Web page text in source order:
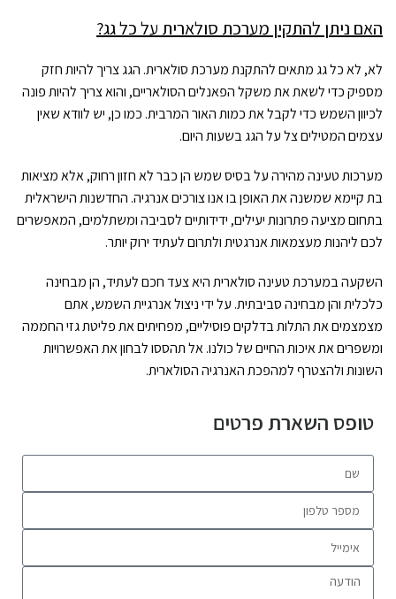
האם ניתן להתקין מערכת סולארית על כל גג?
לא, לא כל גג מתאים להתקנת מערכת סולארית. הגג צריך להיות חזק
מספיק כדי לשאת את משקל הפאנלים הסולאריים, והוא צריך להיות פונה
לכיוון השמש כדי לקבל את כמות האור המרבית. כמו כן, יש לוודא שאין
עצמים המטילים צל על הגג בשעות היום.
מערכות טעינה מהירה על בסיס שמש הן כבר לא חזון רחוק, אלא מציאות
בת קיימא שמשנה את האופן בו אנו צורכים אנרגיה. החדשנות הישראלית
בתחום מציעה פתרונות יעילים, ידידותיים לסביבה ומשתלמים, המאפשרים
לכם ליהנות מעצמאות אנרגטית ולתרום לעתיד ירוק יותר.
השקעה במערכת טעינה סולארית היא צעד חכם לעתיד, הן מבחינה
כלכלית והן מבחינה סביבתית. על ידי ניצול אנרגיית השמש, אתם
מצמצמים את התלות בדלקים פוסיליים, מפחיתים את פליטת גזי החממה
ומשפרים את איכות החיים של כולנו. אל תהססו לבחון את האפשרויות
השונות ולהצטרף למהפכת האנרגיה הסולארית.
טופס השארת פרטים